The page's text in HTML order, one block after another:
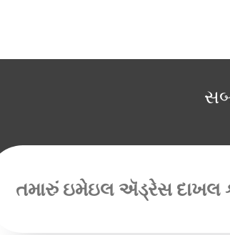
ઇમેઇલ ઍડ્રેસ આવશ્યક છે